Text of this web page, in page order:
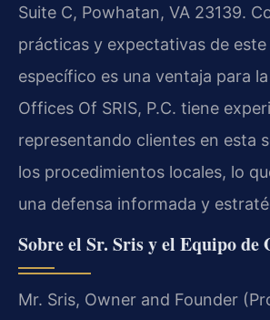
Suite C, Powhatan, VA 23139.
prácticas y expectativas de
específico es una ventaja para
Offices Of SRIS, P.C. tiene
representando clientes en esta
los procedimientos locales, lo
una defensa informada y
Sobre el Sr. Sris y el Equipo de
Mr. Sris, Owner and Founder